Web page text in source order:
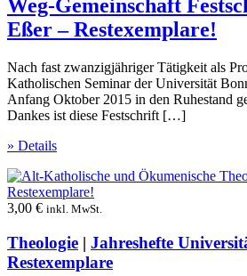
Weg-Gemeinschaft
Eßer – Restexemplare!
Nach fast zwanzigjähriger Tätigkeit als
Katholischen Seminar der Universität
Anfang Oktober 2015 in den Ruhestand
Dankes ist diese Festschrift […]
» Details
3,00 € inkl. MwSt.
Theologie | Jahreshefte
Restexemplare